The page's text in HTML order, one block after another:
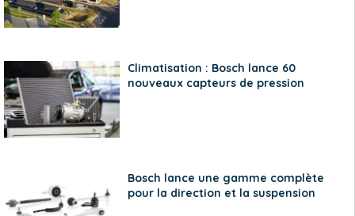
Climatisation : Bosch lance 60
nouveaux capteurs de pression
Bosch lance une gamme complète
pour la direction et la suspension